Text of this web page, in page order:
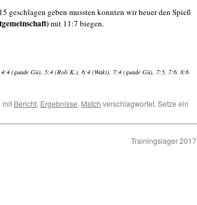
geschlagen geben mussten konnten wir heuer den Spieß
mit 11:7 biegen.
(guade Gü), 5:4 (Roli K.), 6:4 (Waki), 7:4 (guade Gü), 7:5, 7:6, 8:6
mit Bericht, Ergebnisse, Match verschlagwortet. Setze ein
Trainingslager 2017